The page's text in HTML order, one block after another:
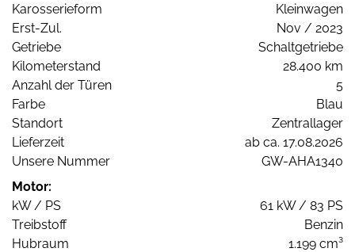
Karosserieform
Kleinwagen
Erst-Zul.
Nov / 2023
Getriebe
Schaltgetriebe
Kilometerstand
28.400 km
Anzahl der Türen
5
Farbe
Blau
Standort
Zentrallager
Lieferzeit
ab ca. 17.08.2026
Unsere Nummer
GW-AHA1340
Motor:
kW / PS
61 kW / 83 PS
Treibstoff
Benzin
Hubraum
1.199 cm³